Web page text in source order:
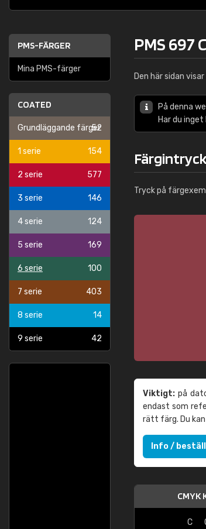
PMS-FÄRGER
Mina PMS-färger
COATED
Grundläggande färger
52
1 serie 154
2 serie 577
3 serie 146
4 serie 124
5 serie 169
6 serie 100
7 serie 403
8 serie 14
9 serie 42
PMS 697 C
Den här sidan
På denna
Har du
Färgintryck
Tryck på
Viktigt: på
endast som
rätt färg. Du
Info /
CMYK
C